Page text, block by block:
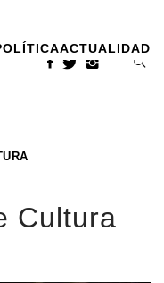
ACTUALIDAD
Cultura